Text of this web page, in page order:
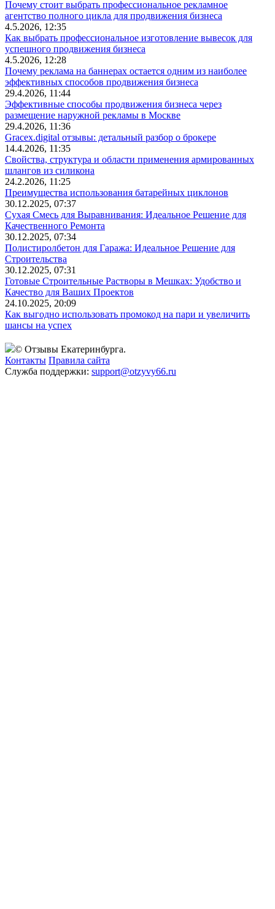
Почему стоит выбрать профессиональное рекламное
агентство полного цикла для продвижения бизнеса
4.5.2026, 12:35
Как выбрать профессиональное изготовление вывесок для
успешного продвижения бизнеса
4.5.2026, 12:28
Почему реклама на баннерах остается одним из наиболее
эффективных способов продвижения бизнеса
29.4.2026, 11:44
Эффективные способы продвижения бизнеса через
размещение наружной рекламы в Москве
29.4.2026, 11:36
Gracex.digital отзывы: детальный разбор о брокере
14.4.2026, 11:35
Свойства, структура и области применения армированных
шлангов из силикона
24.2.2026, 11:25
Преимущества использования батарейных циклонов
30.12.2025, 07:37
Сухая Смесь для Выравнивания: Идеальное Решение для
Качественного Ремонта
30.12.2025, 07:34
Полистиролбетон для Гаража: Идеальное Решение для
Строительства
30.12.2025, 07:31
Готовые Строительные Растворы в Мешках: Удобство и
Качество для Ваших Проектов
24.10.2025, 20:09
Как выгодно использовать промокод на пари и увеличить
шансы на успех
© Отзывы Екатеринбурга.
Контакты Правила сайта
Служба поддержки: support@otzyvy66.ru